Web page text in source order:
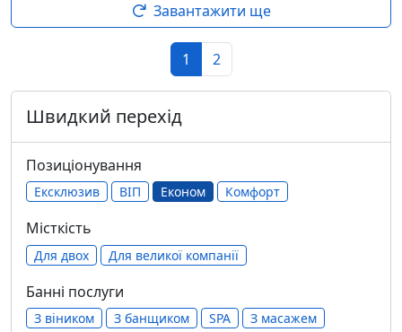
Завантажити ще
1 2
Швидкий перехід
Позиціонування
Ексклюзив ВІП Економ Комфорт
Місткість
Для двох Для великої компанії
Банні послуги
З віником З банщиком SPA З масажем